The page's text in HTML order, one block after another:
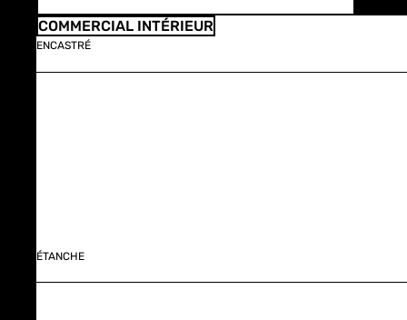
COMMERCIAL INTÉRIEUR
ENCASTRÉ
ÉTANCHE